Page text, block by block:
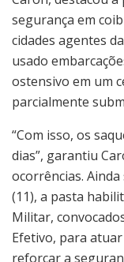
segurança em
cidades agentes
usado
ostensivo em um
parcialmente
“Com isso, os
dias”, garantiu
ocorrências.
(11), a pasta
Militar,
Efetivo, para
reforçar a